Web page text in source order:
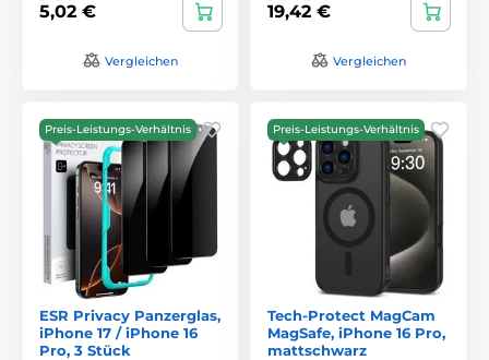
5,02 €
Vergleichen
19,42 €
Vergleichen
Preis-Leistungs-Verhältnis
ESR Privacy Panzerglas,
iPhone 17 / iPhone 16
Pro, 3 Stück
Preis-Leistungs-Verhältnis
Tech-Protect MagCam
MagSafe, iPhone 16 Pro,
mattschwarz